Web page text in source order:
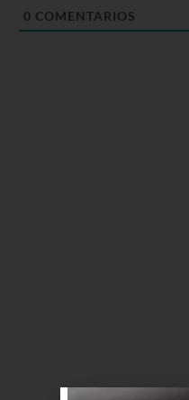
0 COMENTARIOS